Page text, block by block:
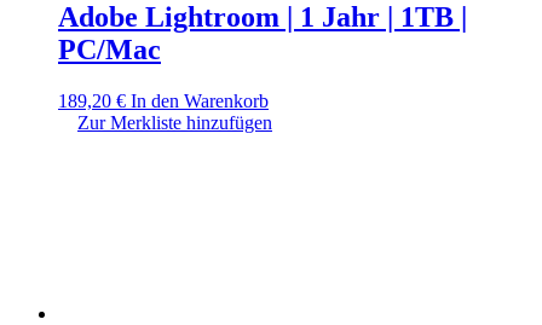
Adobe Lightroom | 1 Jahr | 1TB |
PC/Mac
189,20 € In den Warenkorb
Zur Merkliste hinzufügen